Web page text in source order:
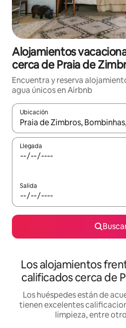
Alojamientos
cerca de Praia de
Encuentra y reserva
agua únicos en Airbnb
Ubicación
Cuando los resultados estén
Llegada
Salida
Los alojamientos
calificados cerca de
Los huéspedes están de
tienen excelentes
limpieza, entre